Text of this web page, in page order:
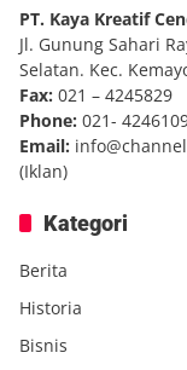
PT. Kaya Kreatif
Jl. Gunung Sahari
Selatan. Kec.
Fax: 021 – 4245829
Phone: 021-
Email:
(Iklan)
Kategori
Berita
Historia
Bisnis